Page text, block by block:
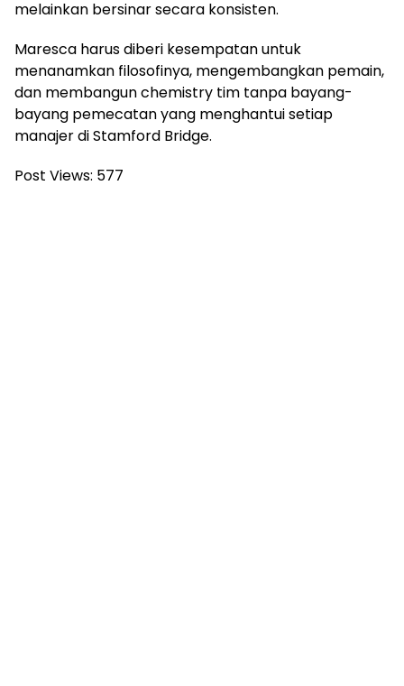
melainkan bersinar secara konsisten.
Maresca harus diberi kesempatan untuk
menanamkan filosofinya, mengembangkan pemain,
dan membangun chemistry tim tanpa bayang-
bayang pemecatan yang menghantui setiap
manajer di Stamford Bridge.
Post Views: 577